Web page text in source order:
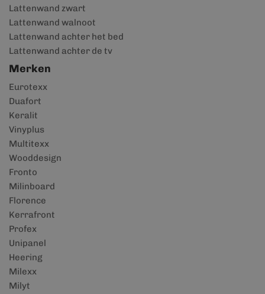
Lattenwand zwart
Lattenwand walnoot
Lattenwand achter het bed
Lattenwand achter de tv
Merken
Eurotexx
Duafort
Keralit
Vinyplus
Multitexx
Wooddesign
Fronto
Milinboard
Florence
Kerrafront
Profex
Unipanel
Heering
Milexx
Milyt